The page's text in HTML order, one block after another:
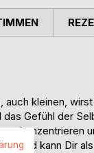
kleinen,
Gefühl der
konzentrieren
und kann Dir